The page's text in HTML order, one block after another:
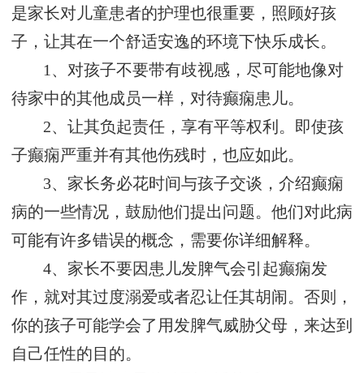
是家长对儿童患者的护理也很重要，照顾好孩
子，让其在一个舒适安逸的环境下快乐成长。
1、对孩子不要带有歧视感，尽可能地像对
待家中的其他成员一样，对待癫痫患儿。
2、让其负起责任，享有平等权利。即使孩
子癫痫严重并有其他伤残时，也应如此。
3、家长务必花时间与孩子交谈，介绍癫痫
病的一些情况，鼓励他们提出问题。他们对此病
可能有许多错误的概念，需要你详细解释。
4、家长不要因患儿发脾气会引起癫痫发
作，就对其过度溺爱或者忍让任其胡闹。否则，
你的孩子可能学会了用发脾气威胁父母，来达到
自己任性的目的。